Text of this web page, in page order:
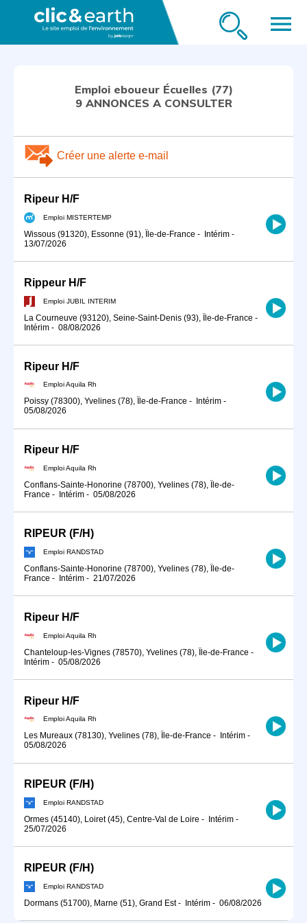
menu
Emploi eboueur Écuelles (77)
9 ANNONCES A CONSULTER
Créer une alerte e-mail
Ripeur H/F
Emploi MISTERTEMP
Wissous (91320), Essonne (91), Île-de-France - Intérim -
13/07/2026
Rippeur H/F
Emploi JUBIL INTERIM
La Courneuve (93120), Seine-Saint-Denis (93), Île-de-France -
Intérim - 08/08/2026
Ripeur H/F
Emploi Aquila Rh
Poissy (78300), Yvelines (78), Île-de-France - Intérim -
05/08/2026
Ripeur H/F
Emploi Aquila Rh
Conflans-Sainte-Honorine (78700), Yvelines (78), Île-de-
France - Intérim - 05/08/2026
RIPEUR (F/H)
Emploi RANDSTAD
Conflans-Sainte-Honorine (78700), Yvelines (78), Île-de-
France - Intérim - 21/07/2026
Ripeur H/F
Emploi Aquila Rh
Chanteloup-les-Vignes (78570), Yvelines (78), Île-de-France -
Intérim - 05/08/2026
Ripeur H/F
Emploi Aquila Rh
Les Mureaux (78130), Yvelines (78), Île-de-France - Intérim -
05/08/2026
RIPEUR (F/H)
Emploi RANDSTAD
Ormes (45140), Loiret (45), Centre-Val de Loire - Intérim -
25/07/2026
RIPEUR (F/H)
Emploi RANDSTAD
Dormans (51700), Marne (51), Grand Est- Intérim - 06/08/2026